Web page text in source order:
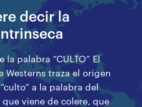
decir la
palabra “CULTO” El
Westerns traza el origen
a la palabra del
viene de colere, que